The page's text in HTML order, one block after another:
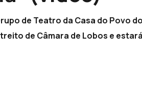
de Teatro da Casa do Povo
de Câmara de Lobos e